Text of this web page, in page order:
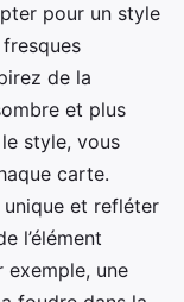
pour un style
de la
et plus
style, vous
carte.
et refléter
l’élément
exemple, une